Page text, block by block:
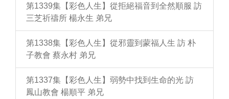
第1339集【彩色人生】從拒絕福音到全然順服 訪
三芝祈禱所 楊永生 弟兄
第1338集【彩色人生】從邪靈到蒙福人生 訪 朴
子教會 蔡永村 弟兄
第1337集【彩色人生】弱勢中找到生命的光 訪
鳳山教會 楊順平 弟兄